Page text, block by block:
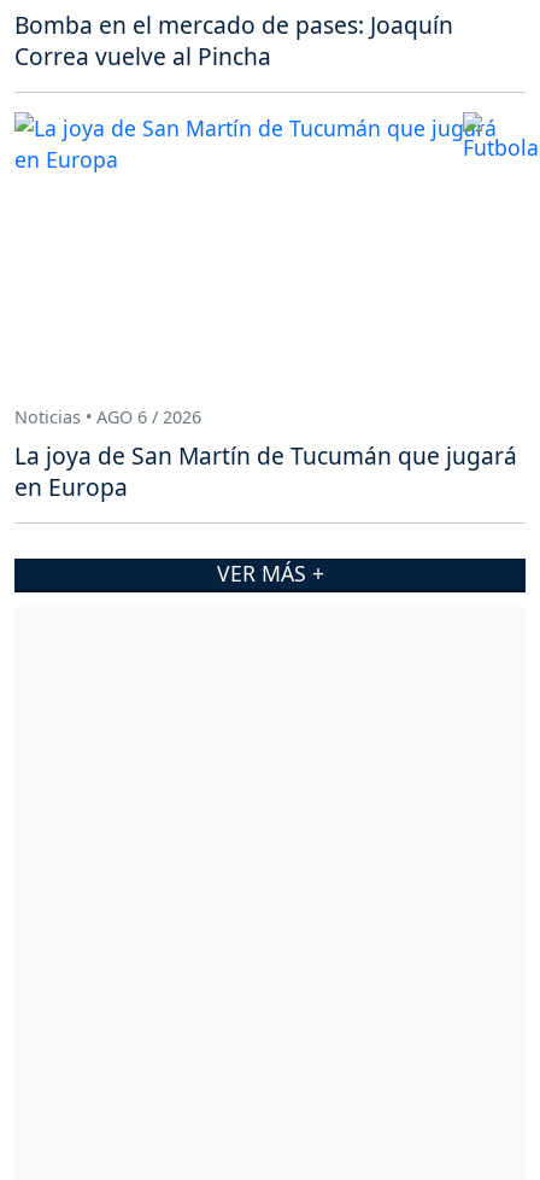
Bomba en el mercado de pases: Joaquín
Correa vuelve al Pincha
Noticias • AGO 6 / 2026
La joya de San Martín de Tucumán que jugará
en Europa
VER MÁS +